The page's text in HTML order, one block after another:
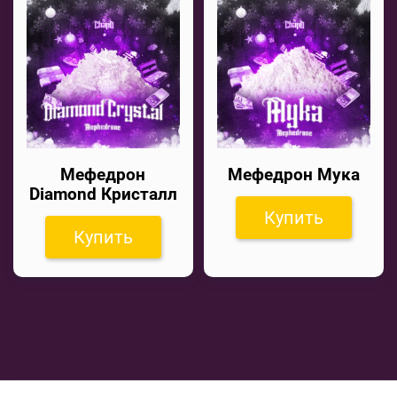
Мефедрон
Diamond Кристалл
Купить
Мефедрон Мука
Купить